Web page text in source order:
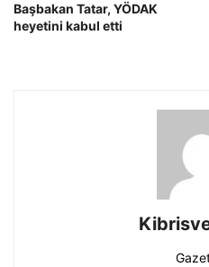
Başbakan Tatar, YÖDAK
heyetini kabul etti